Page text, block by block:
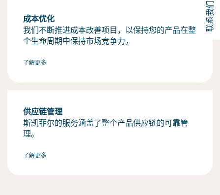
联系我们
成本优化
我们不断推进成本改善项目，以保持您的产品在整
个生命周期中保持市场竞争力。
了解更多
供应链管理
斯凯菲尔的服务涵盖了整个产品供应链的可靠管
理。
了解更多